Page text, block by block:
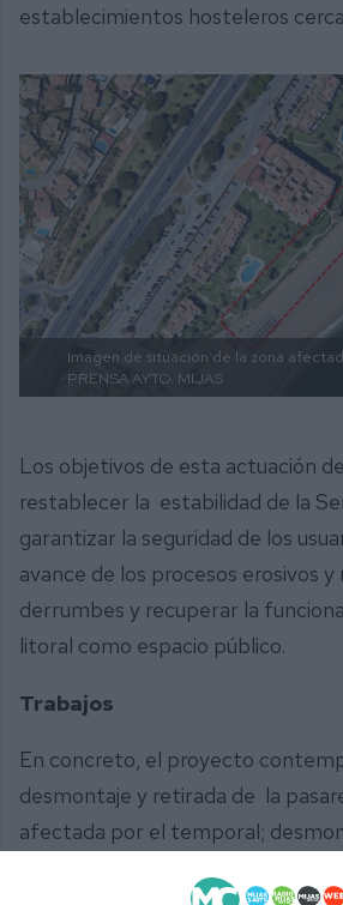
establecimientos hosteleros
Imagen de situación de la zona
PRENSA AYTO. MIJAS
Los objetivos de esta actuación
restablecer la estabilidad de la
garantizar la seguridad de los
avance de los procesos erosivos y
derrumbes y recuperar la
litoral como espacio público.
Trabajos
En concreto, el proyecto
desmontaje y retirada de la
afectada por el temporal;